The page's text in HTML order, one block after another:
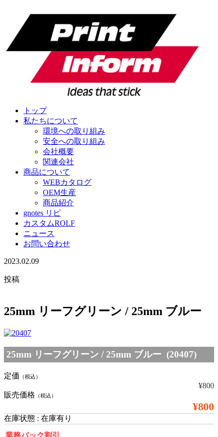
トップ
私たちについて
環境への取り組み
安全への取り組み
会社概要
関連会社
商品について
WEBカタログ
OEM生産
商品紹介
gnotes リピ
カスタムROLF
ニュース
お問い合わせ
2023.02.09
投稿
25mm リーフグリーン / 25mm ブルー
25mm リーフグリーン / 25mm ブルー (20407)
定価 （税込）
¥800
販売価格 （税込）
¥800
在庫状態 : 在庫有り